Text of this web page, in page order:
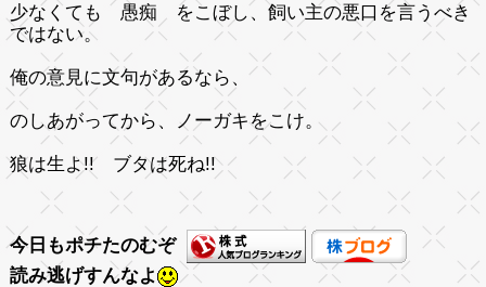
少なくても 愚痴 をこぼし、飼い主の悪口を言うべき
ではない。
俺の意見に文句があるなら、
のしあがってから、ノーガキをこけ。
狼は生よ!! ブタは死ね!!
今日もポチたのむぞ
読み逃げすんなよ